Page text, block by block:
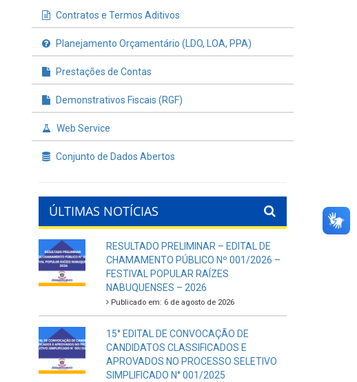
Contratos e Termos Aditivos
Planejamento Orçamentário (LDO, LOA, PPA)
Prestações de Contas
Demonstrativos Fiscais (RGF)
Web Service
Conjunto de Dados Abertos
ÚLTIMAS NOTÍCIAS
RESULTADO PRELIMINAR – EDITAL DE
CHAMAMENTO PÚBLICO Nº 001/2026 –
FESTIVAL POPULAR RAÍZES
NABUQUENSES – 2026
Publicado em: 6 de agosto de 2026
15° EDITAL DE CONVOCAÇÃO DE
CANDIDATOS CLASSIFICADOS E
APROVADOS NO PROCESSO SELETIVO
SIMPLIFICADO N° 001/2025